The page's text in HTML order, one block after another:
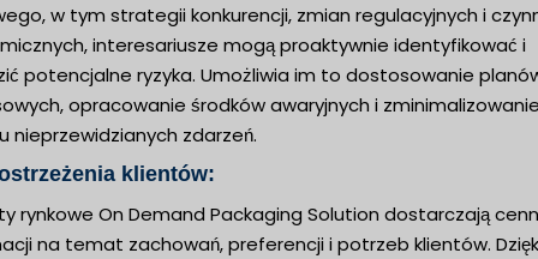
w tym strategii konkurencji, zmian regulacyjnych i
interesariusze mogą proaktywnie identyfikować i
potencjalne ryzyka. Umożliwia im to dostosowanie
opracowanie środków awaryjnych i
nieprzewidzianych zdarzeń.
klientów:
rynkowe On Demand Packaging Solution dostarczają
na temat zachowań, preferencji i potrzeb klientów.